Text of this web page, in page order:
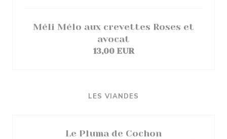
Méli Mélo aux crevettes Roses et
avocat
13,00 EUR
LES VIANDES
Le Pluma de Cochon